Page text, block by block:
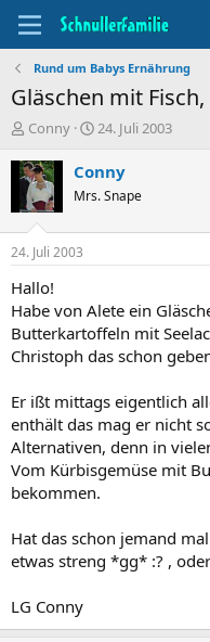
Rund um Babys Ernährung
Gläschen mit
T
e
m
e
n
t
a
t
e
r
Conny
B
g
n
a
u
m
24. Juli 2003
Conny
Mrs. Snape
24. Juli 2003
Hallo!
Habe von Alete ein
Butterkartoffeln mit
Christoph das schon
Er ißt mittags eigentlich
enthält das mag er nicht
Alternativen, denn in
Vom Kürbisgemüse mit
bekommen.
Hat das schon jemand
etwas streng *gg* :? ,
LG Conny